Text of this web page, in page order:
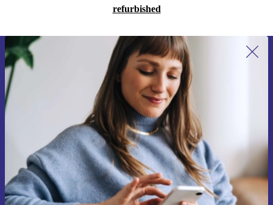
refurbished
Erstmals zum Newsletter anmelden,
15 € sparen!
Verpasse kein Angebot mehr.
Gutschein anfordern
Informationen über die Verwendung personenbezogener Daten findest
du in unserer
Datenschutzerklärung.